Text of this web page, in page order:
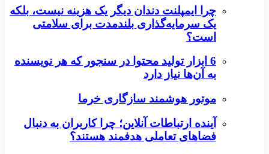
چرا ایمپلنت دندان دیگر یک هزینه نیست، بلکه
یک سرمایه‌گذاری بلندمدت برای سلامتی
است؟
6 ابزار تولید محتوا در سنجور که هر نویسنده
به آن‌ها نیاز دارد
موتور هوشمند سازگاری خرما
آینده ارتباطات آنلاین؛ چرا کاربران به دنبال
فضاهای تعاملی هدفمند هستند؟